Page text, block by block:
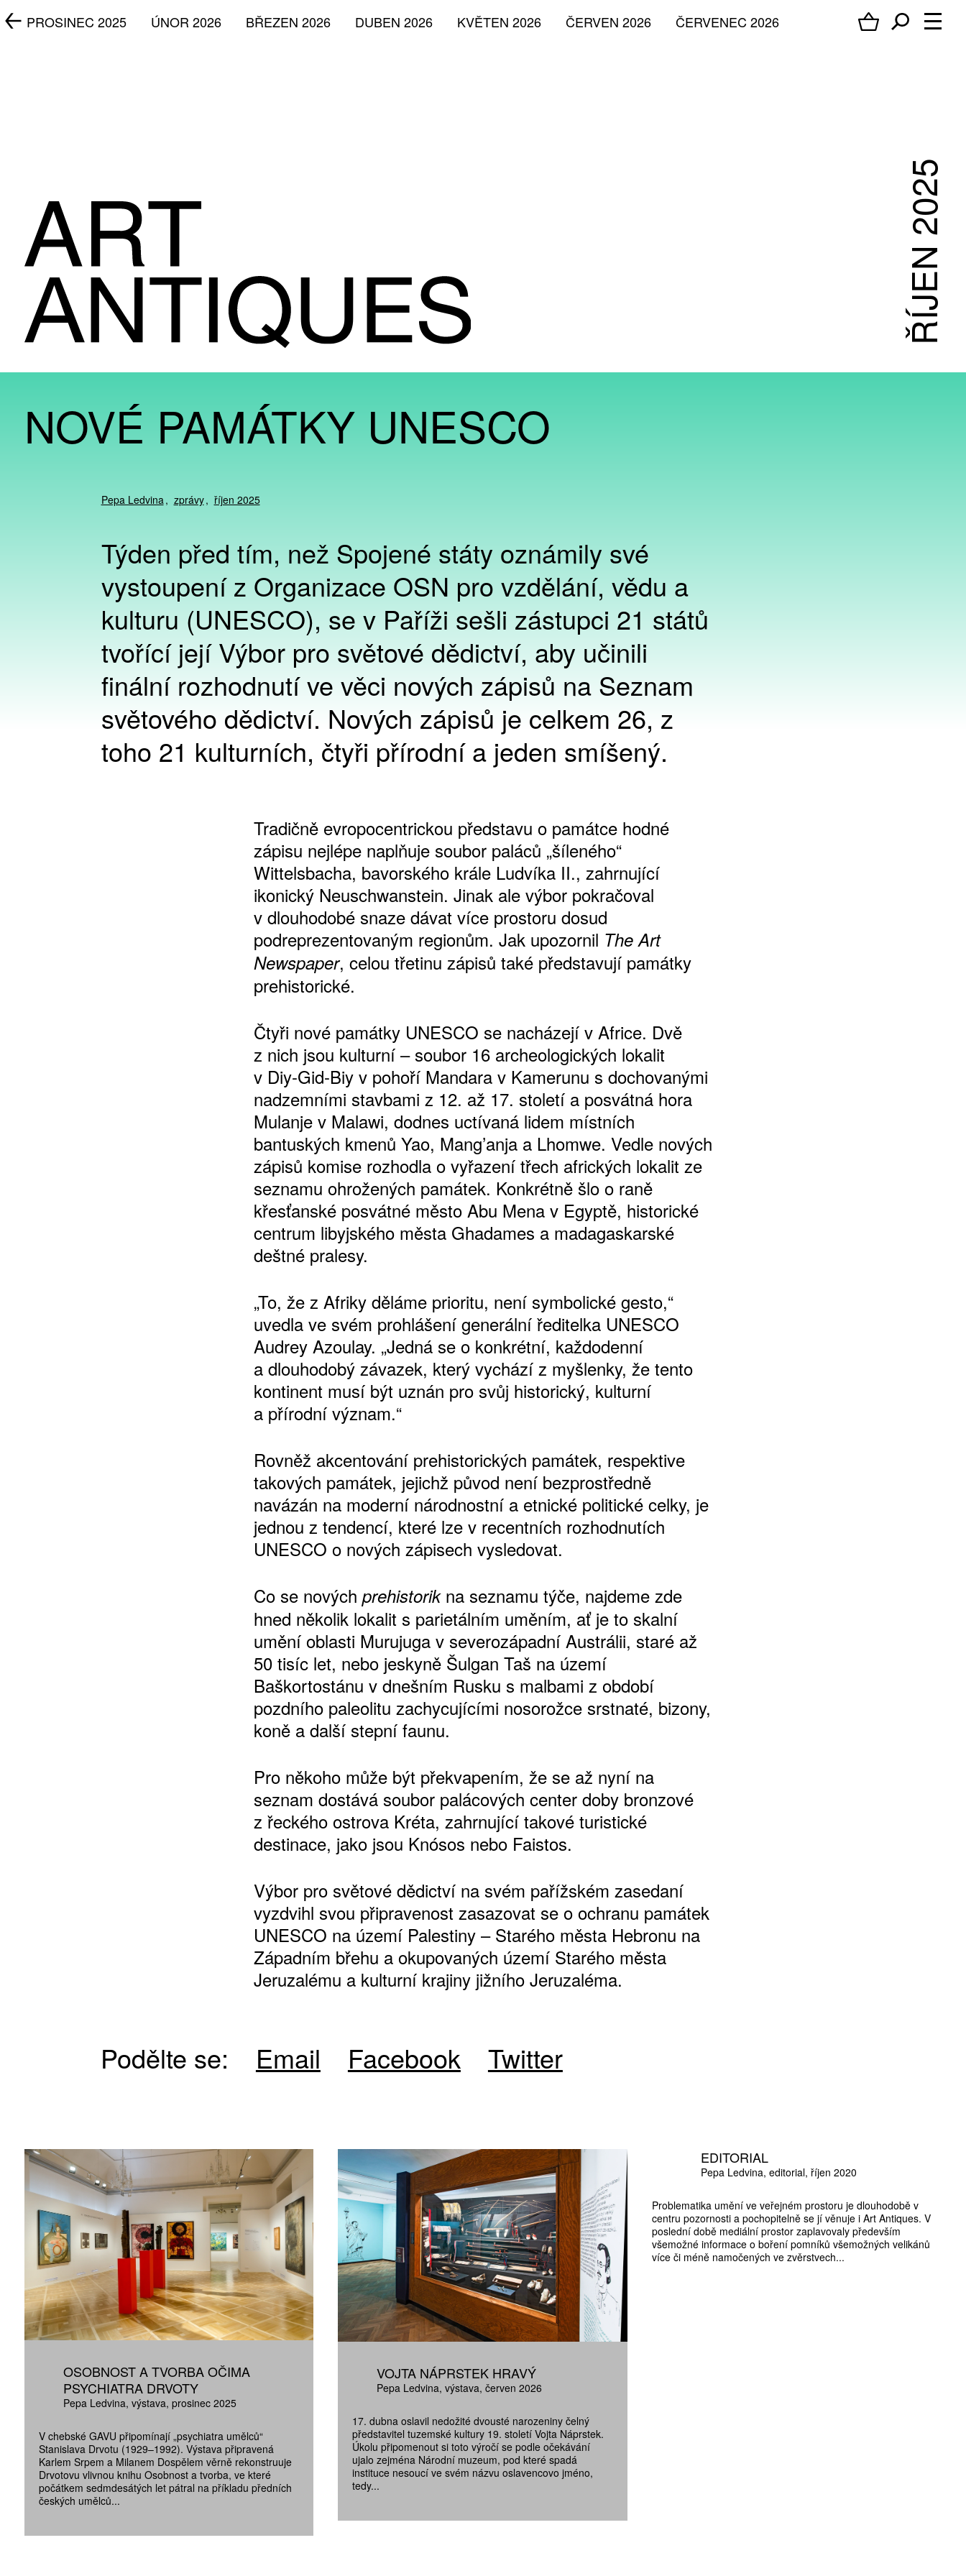
ČERVENEC 2026
ČERVEN 2026
KVĚTEN 2026
DUBEN 2026
BŘEZEN 2026
ÚNOR 2026
PROSINEC 2025
ŘÍJEN 2025
NOVÉ PAMÁTKY UNESCO
Pepa Ledvina zprávy říjen 2025
Týden před tím, než Spojené státy oznámily své
vystoupení z Organizace OSN pro vzdělání, vědu a
kulturu (UNESCO), se v Paříži sešli zástupci 21 států
tvořící její Výbor pro světové dědictví, aby učinili
finální rozhodnutí ve věci nových zápisů na Seznam
světového dědictví. Nových zápisů je celkem 26, z
toho 21 kulturních, čtyři přírodní a jeden smíšený.
Tradičně evropocentrickou představu o památce hodné
zápisu nejlépe naplňuje soubor paláců „šíleného“
Wittelsbacha, bavorského krále Ludvíka II., zahrnující
ikonický Neuschwanstein. Jinak ale výbor pokračoval
v dlouhodobé snaze dávat více prostoru dosud
podreprezentovaným regionům. Jak upozornil The Art
Newspaper, celou třetinu zápisů také představují památky
prehistorické.
Čtyři nové památky UNESCO se nacházejí v Africe. Dvě
z nich jsou kulturní – soubor 16 archeologických lokalit
v Diy-Gid-Biy v pohoří Mandara v Kamerunu s dochovanými
nadzemními stavbami z 12. až 17. století a posvátná hora
Mulanje v Malawi, dodnes uctívaná lidem místních
bantuských kmenů Yao, Mang’anja a Lhomwe. Vedle nových
zápisů komise rozhodla o vyřazení třech afrických lokalit ze
seznamu ohrožených památek. Konkrétně šlo o raně
křesťanské posvátné město Abu Mena v Egyptě, historické
centrum libyjského města Ghadames a madagaskarské
deštné pralesy.
„To, že z Afriky děláme prioritu, není symbolické gesto,“
uvedla ve svém prohlášení generální ředitelka UNESCO
Audrey Azoulay. „Jedná se o konkrétní, každodenní
a dlouhodobý závazek, který vychází z myšlenky, že tento
kontinent musí být uznán pro svůj historický, kulturní
a přírodní význam.“
Rovněž akcentování prehistorických památek, respektive
takových památek, jejichž původ není bezprostředně
navázán na moderní národnostní a etnické politické celky, je
jednou z tendencí, které lze v recentních rozhodnutích
UNESCO o nových zápisech vysledovat.
Co se nových prehistorikna seznamu týče, najdeme zde
hned několik lokalit s parietálním uměním, ať je to skalní
umění oblasti Murujuga v severozápadní Austrálii, staré až
50 tisíc let, nebo jeskyně Šulgan Taš na území
Baškortostánu v dnešním Rusku s malbami z období
pozdního paleolitu zachycujícími nosorožce srstnaté, bizony,
koně a další stepní faunu.
Pro někoho může být překvapením, že se až nyní na
seznam dostává soubor palácových center doby bronzové
z řeckého ostrova Kréta, zahrnující takové turistické
destinace, jako jsou Knósos nebo Faistos.
Výbor pro světové dědictví na svém pařížském zasedaní
vyzdvihl svou připravenost zasazovat se o ochranu památek
UNESCO na území Palestiny – Starého města Hebronu na
Západním břehu a okupovaných území Starého města
Jeruzalému a kulturní krajiny jižního Jeruzaléma.
Podělte se: Email Facebook Twitter
OSOBNOST A TVORBA OČIMA
PSYCHIATRA DRVOTY
Pepa Ledvina výstava prosinec 2025
V chebské GAVU připomínají „psychiatra umělců“
Stanislava Drvotu (1929–1992). Výstava připravená
Karlem Srpem a Milanem Dospělem věrně rekonstruuje
Drvotovu vlivnou knihu Osobnost a tvorba, ve které
počátkem sedmdesátých let pátral na příkladu předních
českých umělců...
VOJTA NÁPRSTEK HRAVÝ
Pepa Ledvina výstava červen 2026
17. dubna oslavil nedožité dvousté narozeniny čelný
představitel tuzemské kultury 19. století Vojta Náprstek.
Úkolu připomenout si toto výročí se podle očekávání
ujalo zejména Národní muzeum, pod které spadá
instituce nesoucí ve svém názvu oslavencovo jméno,
tedy...
EDITORIAL
Pepa Ledvina editorial říjen 2020
Problematika umění ve veřejném prostoru je dlouhodobě v
centru pozornosti a pochopitelně se jí věnuje i Art Antiques. V
poslední době mediální prostor zaplavovaly především
všemožné informace o boření pomníků všemožných velikánů
více či méně namočených ve zvěrstvech...
ROČNÍ PŘEDPLATNÉ
10 TIŠTĚNÝCH ČÍSEL
365 DNÍ ONLINE VERZE
ČLENSKÁ KARTA ARTCARD
KOUPIT PŘEDPLATNÉ